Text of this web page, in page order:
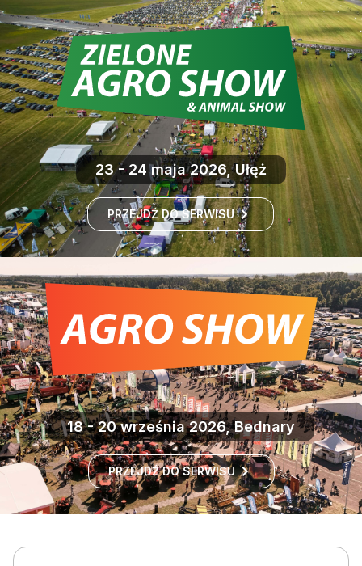
23 - 24 maja 2026, Ułęż
PRZEJDŹ DO SERWISU
18 - 20 września 2026, Bednary
PRZEJDŹ DO SERWISU